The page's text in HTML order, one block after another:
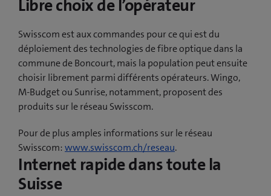
Libre choix de l’opérateur
Swisscom est aux commandes pour ce qui est du
déploiement des technologies de fibre optique dans la
commune de Boncourt, mais la population peut ensuite
choisir librement parmi différents opérateurs. Wingo,
M-Budget ou Sunrise, notamment, proposent des
produits sur le réseau Swisscom.
Pour de plus amples informations sur le réseau
Swisscom: www.swisscom.ch/reseau.
Internet rapide dans toute la
Suisse